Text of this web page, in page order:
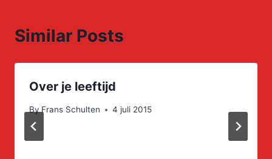
Similar Posts
Over je leeftijd
ByFrans Schulten 4 juli 2015